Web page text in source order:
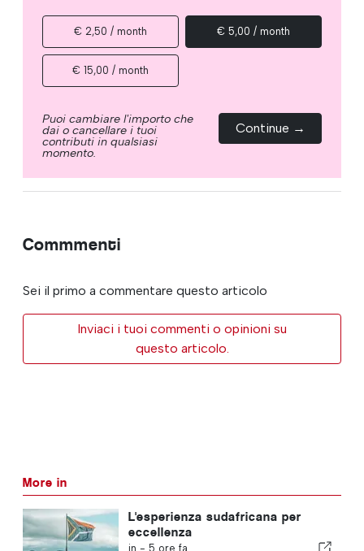
€ 2,50 / month € 5,00 / month
€ 15,00 / month
Puoi cambiare l'importo che
dai o cancellare i tuoi
contributi in qualsiasi
momento.
Continue →
Commmenti
Sei il primo a commentare questo articolo
Inviaci i tuoi commenti o opinioni su
questo articolo.
More in
L'esperienza sudafricana per
eccellenza
in - 5 ore fa